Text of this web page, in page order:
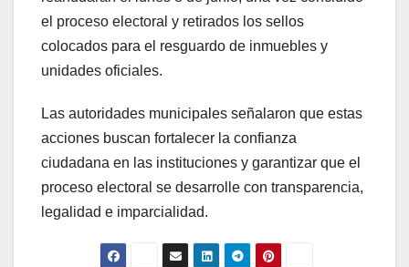
el proceso electoral y retirados los sellos
colocados para el resguardo de inmuebles y
unidades oficiales.
Las autoridades municipales señalaron que estas
acciones buscan fortalecer la confianza
ciudadana en las instituciones y garantizar que el
proceso electoral se desarrolle con transparencia,
legalidad e imparcialidad.